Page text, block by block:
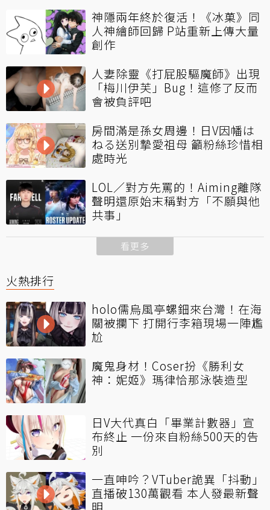
神隱兩年終於復活！《冰菓》同
人神繪師回歸 P站重新上傳大量
創作
人妻除靈《打屁股驅魔師》出現
「梅川伊芙」Bug！這修了反而
會被負評吧
房間滿是孫女周邊！日V因幡は
ねる送別摯愛祖母 籲粉絲珍惜相
處時光
LOL／對方先罵的！Aiming離隊
聲明還原始末稱對方「不願與他
共事」
看更多
火熱排行
holo儒烏風亭螺鈿來台灣！在海
關被攔下 打開行李箱現場一陣尷
尬
魔鬼身材！Coser扮《勝利女
神：妮姬》瑪律恰那泳裝造型
日V大代真白「畢業計數器」宣
布終止 一份來自粉絲500天的告
別
一直呻吟？VTuber詭異「抖動」
直播破130萬觀看 本人發最新聲
明